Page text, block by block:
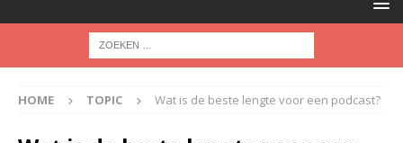
HOME TOPIC Wat is de beste lengte voor een podcast?